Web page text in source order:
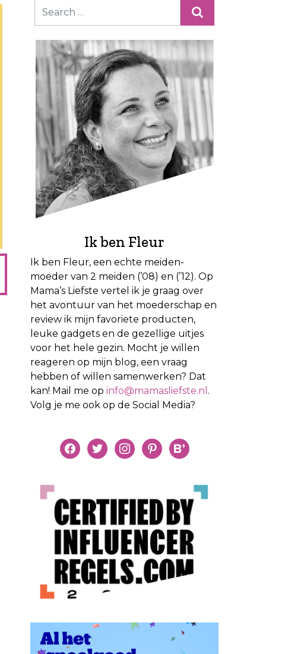
Ik ben Fleur
Ik ben Fleur, een echte meiden-
moeder van 2 meiden (’08) en (’12). Op
Mama’s Liefste vertel ik je graag over
het avontuur van het moederschap en
review ik mijn favoriete producten,
leuke gadgets en de gezellige uitjes
voor het hele gezin. Mocht je willen
reageren op mijn blog, een vraag
hebben of willen samenwerken? Dat
kan! Mail me op info@mamasliefste.nl .
Volg je me ook op de Social Media?
facebooktwitterinstagrampinterestbloglovin